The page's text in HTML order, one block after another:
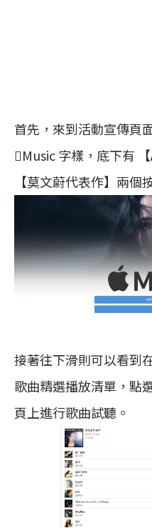
首先，來到活動宣傳頁
Music 字樣，底下有
【莫文蔚代表作】兩個
接著往下滑則可以看到
歌曲精選播放清單，點
頁上進行歌曲試聽。